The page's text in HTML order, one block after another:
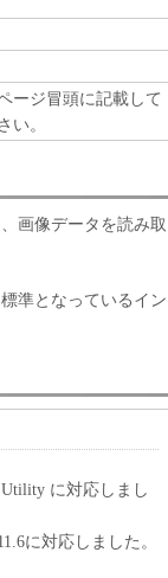
等を得ることなし
に輸出してはなり
および販売店、並
ア」の使用を支援
バグの修正あるい
はありません。
されます。キヤノ
関連会社、それら
示たると黙示たる
キヤノンの関連会
ウェア」の使用ま
の派生的または付
す。）について、
。たとえ、キヤノ
ージ冒頭に記載して
い。
画像データを読み取
準となっているイン
Utility に対応しまし
に対応しました。